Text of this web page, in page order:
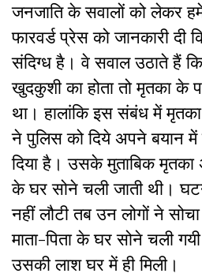
जनजाति के सवालों को लेकर
फारवर्ड प्रेस को जानकारी दी
संदिग्ध है। वे सवाल उठाते हैं
खुदकुशी का होता तो मृतका के
था। हालांकि इस संबंध में
ने पुलिस को दिये अपने बयान
दिया है। उसके मुताबिक मृतका
के घर सोने चली जाती थी।
नहीं लौटी तब उन लोगों ने
माता-पिता के घर सोने चली
उसकी लाश घर में ही मिली।